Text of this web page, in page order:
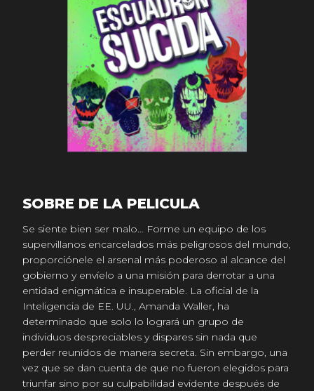
SOBRE DE LA PELICULA
Se siente bien ser malo… Forme un equipo de los
supervillanos encarcelados más peligrosos del mundo,
proporciónele el arsenal más poderoso al alcance del
gobierno y envíelo a una misión para derrotar a una
entidad enigmática e insuperable. La oficial de la
Inteligencia de EE. UU., Amanda Waller, ha
determinado que solo lo logrará un grupo de
individuos despreciables y dispares sin nada que
perder reunidos de manera secreta. Sin embargo, una
vez que se dan cuenta de que no fueron elegidos para
triunfar sino por su culpabilidad evidente después de